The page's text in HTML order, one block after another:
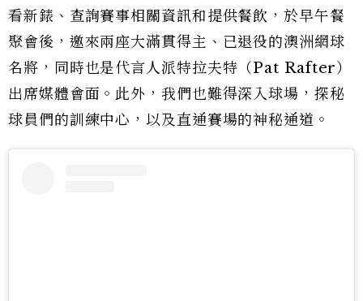
看新錶、查詢賽事相關資訊和提供餐飲，於早午餐
聚會後，邀來兩座大滿貫得主、已退役的澳洲網球
名將，同時也是代言人派特拉夫特（Pat Rafter）
出席媒體會面。此外，我們也難得深入球場，探秘
球員們的訓練中心，以及直通賽場的神秘通道。